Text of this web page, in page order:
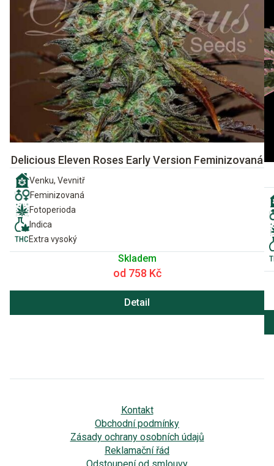
Delicious Eleven Roses Early Version Feminizovaná
Venku, Vevnitř
Feminizovaná
Fotoperioda
Indica
Extra vysoký
Skladem
od 758 Kč
Detail
Kontakt
Obchodní podmínky
Zásady ochrany osobních údajů
Reklamační řád